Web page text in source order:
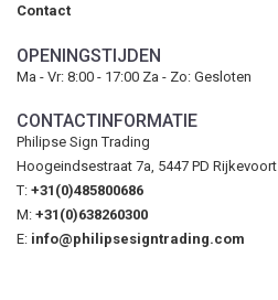
Contact
OPENINGSTIJDEN
Ma - Vr: 8:00 - 17:00 Za - Zo: Gesloten
CONTACTINFORMATIE
Philipse Sign Trading
Hoogeindsestraat 7a, 5447 PD Rijkevoort
T: +31(0)485800686
M: +31(0)638260300
E: info@philipsesigntrading.com